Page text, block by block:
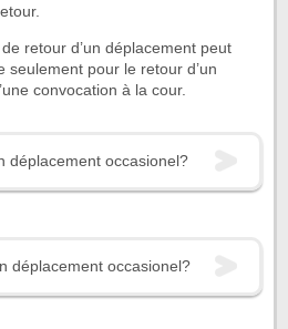
retour d’un déplacement peut
pour le retour d’un
convocation à la cour.
déplacement occasionel?
déplacement occasionel?